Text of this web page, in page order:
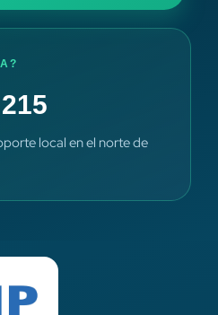
local en el norte de